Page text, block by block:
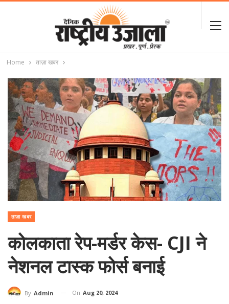
Home ताज़ा खबर
ताज़ा खबर
कोलकाता रेप-मर्डर केस- CJI ने
नेशनल टास्क फोर्स बनाई
By Admin On Aug 20, 2024